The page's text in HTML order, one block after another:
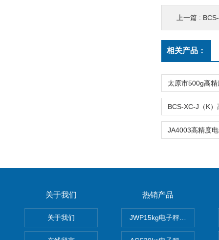
上一篇 :
相关产品：
关于我们
关于我们
热销产品
JWP15kg电子秤价格,15公